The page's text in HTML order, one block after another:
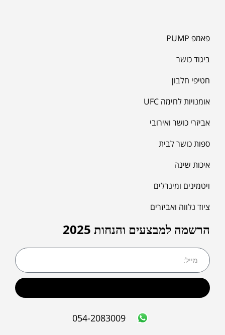
פאמפ PUMP
ביגוד כושר
חטיפי חלבון
אומנויות לחימה UFC
אביזרי כושר ואירובי
ספות כושר לבית
איכות שינה
ויטמינים ומינרלים
ציוד נלווה ואביזרים
הרשמה למבצעים והנחות 2025
054-2083009